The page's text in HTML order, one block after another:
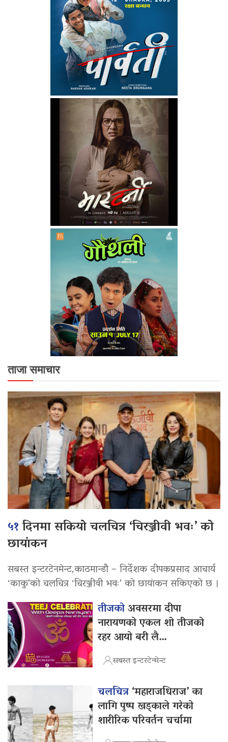
ताजा समाचार
५१दिनमा सकियो चलचित्र ‘चिरञ्जीवी भवः’ को
छायांकन
सबस्त इन्टरटेनमेन्ट,काठमान्डौ – निर्देशक दीपकप्रसाद आचार्य
‘काकु’को चलचित्र ‘चिरञ्जीवी भवः’ को छायांकन सकिएको छ ।
तीजकोअवसरमा दीपा
नारायणको एकल शो तीजको
रहर आयो बरी लै…
सबस्त इन्टरटेन्मेन्ट
चलचित्र‘महाराजधिराज’ का
लागि पुष्प खड्काले गरेको
शारीरिक परिवर्तन चर्चामा